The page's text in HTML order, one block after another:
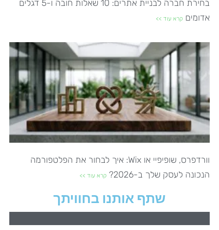
בחירת חברה לבניית אתרים: 10 שאלות חובה ו-5 דגלים
אדומים קרא עוד >>
וורדפרס, שופיפיי או Wix: איך לבחור את הפלטפורמה
הנכונה לעסק שלך ב-2026?
קרא עוד >>
שתף אותנו בחוויתך